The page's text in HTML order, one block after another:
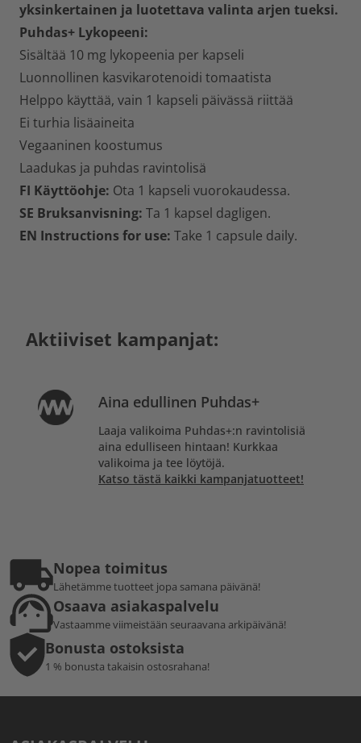
yksinkertainen ja luotettava valinta arjen tueksi.
Puhdas+ Lykopeeni:
Sisältää 10 mg lykopeenia per kapseli
Luonnollinen kasvikarotenoidi tomaatista
Helppo käyttää, vain 1 kapseli päivässä riittää
Ei turhia lisäaineita
Vegaaninen koostumus
Laadukas ja puhdas ravintolisä
FI Käyttöohje: Ota 1 kapseli vuorokaudessa.
SE Bruksanvisning: Ta 1 kapsel dagligen.
EN Instructions for use: Take 1 capsule daily.
Aktiiviset kampanjat:
Aina edullinen Puhdas+
Laaja valikoima Puhdas+:n ravintolisiä
aina edulliseen hintaan! Kurkkaa
valikoima ja tee löytöjä.
Katso tästä kaikki kampanjatuotteet!
Nopea toimitus
Lähetämme tuotteet jopa samana päivänä!
Osaava asiakaspalvelu
Vastaamme viimeistään seuraavana arkipäivänä!
Bonusta ostoksista
1 % bonusta takaisin ostosrahana!